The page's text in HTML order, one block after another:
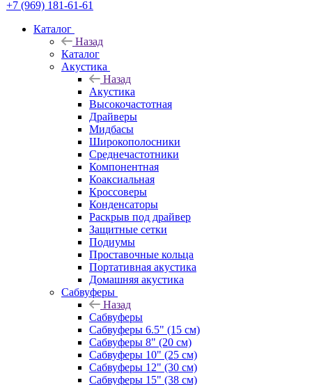
+7 (969) 181-61-61
Каталог
Назад
Каталог
Акустика
Назад
Акустика
Высокочастотная
Драйверы
Мидбасы
Широкополосники
Среднечастотники
Компонентная
Коаксиальная
Кроссоверы
Конденсаторы
Раскрыв под драйвер
Защитные сетки
Подиумы
Проставочные кольца
Портативная акустика
Домашняя акустика
Сабвуферы
Назад
Сабвуферы
Сабвуферы 6.5" (15 см)
Сабвуферы 8" (20 см)
Сабвуферы 10" (25 см)
Сабвуферы 12" (30 см)
Сабвуферы 15" (38 см)